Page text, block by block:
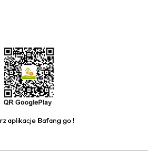
aplikacje Bafang go !